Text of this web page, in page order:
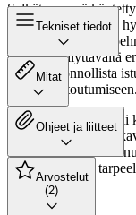
Selkätyynyssä
tasaisesti ja säilyttää
vaahtomuovi lisää
tuntuu miellyttävältä
tukevat luonnollista
paikan rentoutumiseen.
Tämä mekanismituoli
tekemään olosta
olohuoneeseen,
tuntuu kaikkein
Tekniset tiedot
Mitat
Ohjeet ja liitteet
Arvostelut
(2)